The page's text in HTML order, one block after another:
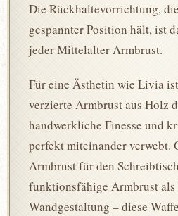
Die Rückhaltevorrichtung,
gespannter Position hält, ist
jeder Mittelalter Armbrust.
Für eine Ästhetin wie Livia
verzierte Armbrust aus Holz
handwerkliche Finesse und
perfekt miteinander verwebt.
Armbrust für den
funktionsfähige Armbrust
Wandgestaltung – diese